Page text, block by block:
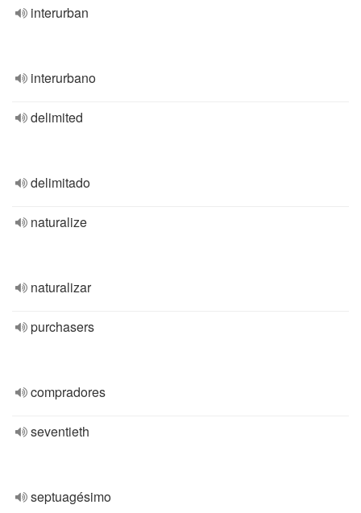
interurban
interurbano
delimited
delimitado
naturalize
naturalizar
purchasers
compradores
seventieth
septuagésimo